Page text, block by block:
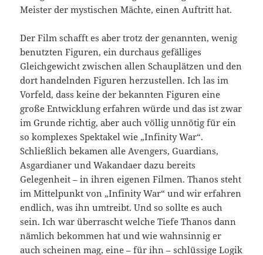
Meister der mystischen Mächte, einen Auftritt hat.
Der Film schafft es aber trotz der genannten, wenig
benutzten Figuren, ein durchaus gefälliges
Gleichgewicht zwischen allen Schauplätzen und den
dort handelnden Figuren herzustellen. Ich las im
Vorfeld, dass keine der bekannten Figuren eine
große Entwicklung erfahren würde und das ist zwar
im Grunde richtig, aber auch völlig unnötig für ein
so komplexes Spektakel wie „Infinity War“.
Schließlich bekamen alle Avengers, Guardians,
Asgardianer und Wakandaer dazu bereits
Gelegenheit – in ihren eigenen Filmen. Thanos steht
im Mittelpunkt von „Infinity War“ und wir erfahren
endlich, was ihn umtreibt. Und so sollte es auch
sein. Ich war überrascht welche Tiefe Thanos dann
nämlich bekommen hat und wie wahnsinnig er
auch scheinen mag, eine – für ihn – schlüssige Logik